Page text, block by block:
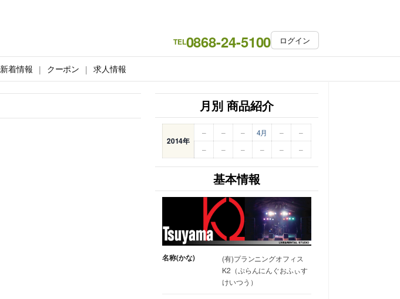
TEL0868-24-5100 ログイン
新着情報 クーポン 求人情報
月別 商品紹介
2014年
– – – 4月 –
–
–
– – – – –
基本情報
名称(かな)
(有)プランニングオフィス
K2（ぷらんにんぐおふぃす
けいつう）